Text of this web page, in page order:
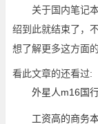
关于国内笔记
绍到此就结束了，
想了解更多这方面
看此文章的还看过:
外星人m16国
工资高的商务